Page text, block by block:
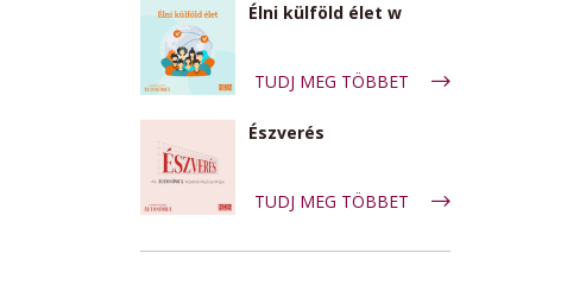
Élni külföld élet w
TUDJ MEG TÖBBET
Észverés
TUDJ MEG TÖBBET